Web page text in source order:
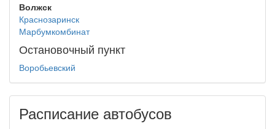
Волжск
Краснозаринск
Марбумкомбинат
Остановочный пункт
Воробьевский
Расписание автобусов